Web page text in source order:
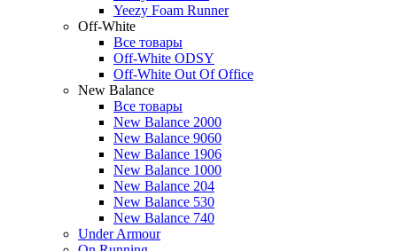
Yeezy Foam Runner
Off-White
Все товары
Off-White ODSY
Off-White Out Of Office
New Balance
Все товары
New Balance 2000
New Balance 9060
New Balance 1906
New Balance 1000
New Balance 204
New Balance 530
New Balance 740
Under Armour